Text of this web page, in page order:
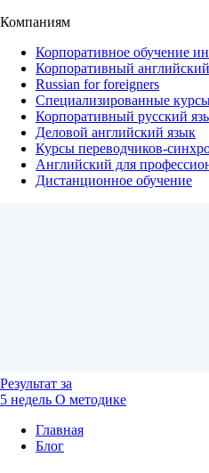
Компаниям
Корпоративное обучение
Корпоративный
Russian for foreigners
Специализированные
Корпоративный русский
Деловой английский язык
Курсы переводчиков-
Английский для
Дистанционное обучение
Результат за
5 недель О методике
Главная
Блог